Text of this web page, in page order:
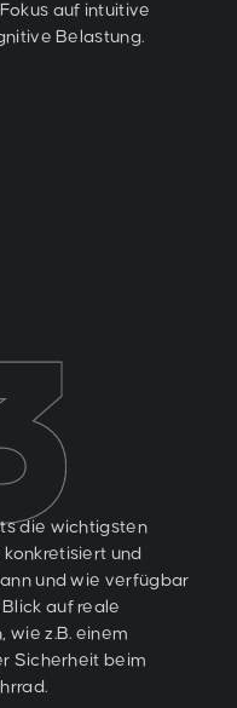
auf intuitive
Belastung.
die wichtigsten
und
und wie verfügbar
auf reale
wie z.B. einem
Sicherheit beim